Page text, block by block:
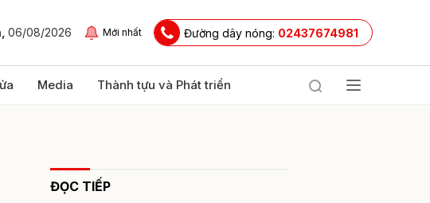
06/08/2026 Mới nhất Đường dây nóng: 02437674981
Media Thành tựu và Phát triển
ĐỌC TIẾP